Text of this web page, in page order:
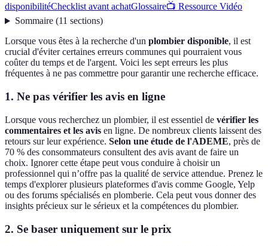
disponibilitéChecklist avant achatGlossaire📺 Ressource Vidéo
Sommaire(11 sections)
Lorsque vous êtes à la recherche d'un plombier disponible, il est
crucial d'éviter certaines erreurs communes qui pourraient vous
coûter du temps et de l'argent. Voici les sept erreurs les plus
fréquentes à ne pas commettre pour garantir une recherche efficace.
1. Ne pas vérifier les avis en ligne
Lorsque vous recherchez un plombier, il est essentiel de vérifier les
commentaires et les avis en ligne. De nombreux clients laissent des
retours sur leur expérience. Selon une étude de l'ADEME, près de
70 % des consommateurs consultent des avis avant de faire un
choix. Ignorer cette étape peut vous conduire à choisir un
professionnel qui n’offre pas la qualité de service attendue. Prenez le
temps d'explorer plusieurs plateformes d'avis comme Google, Yelp
ou des forums spécialisés en plomberie. Cela peut vous donner des
insights précieux sur le sérieux et la compétences du plombier.
2. Se baser uniquement sur le prix